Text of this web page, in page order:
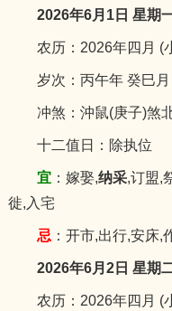
2026年6月1日 星期
农历：2026年四月 (
岁次：丙午年 癸巳月
冲煞：沖鼠(庚子)煞
十二值日：除执位
宜：嫁娶,纳采,订盟,
徙,入宅
忌 ：开市,出行,安床,
2026年6月2日 星期
农历：2026年四月 (